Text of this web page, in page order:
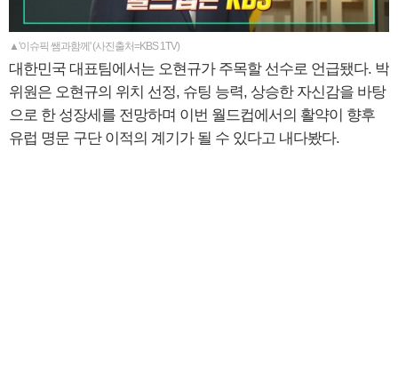
▲'이슈픽 쌤과함께' (사진출처=KBS 1TV)
대한민국 대표팀에서는 오현규가 주목할 선수로 언급됐다. 박
위원은 오현규의 위치 선정, 슈팅 능력, 상승한 자신감을 바탕
으로 한 성장세를 전망하며 이번 월드컵에서의 활약이 향후
유럽 명문 구단 이적의 계기가 될 수 있다고 내다봤다.